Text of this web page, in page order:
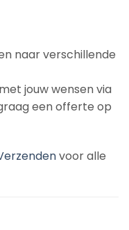
naar verschillende
jouw wensen via
een offerte op
voor alle